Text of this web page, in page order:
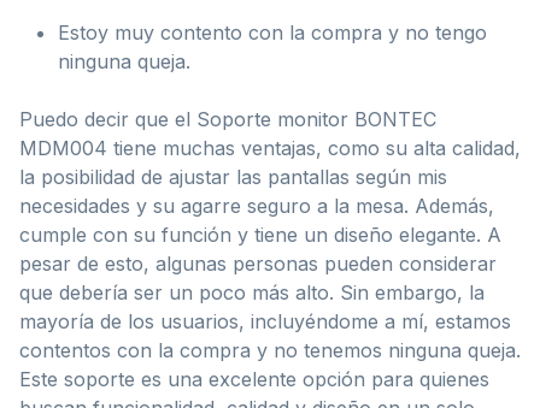
Estoy muy contento con la compra y no tengo
ninguna queja.
Puedo decir que el Soporte monitor BONTEC
MDM004 tiene muchas ventajas, como su alta calidad,
la posibilidad de ajustar las pantallas según mis
necesidades y su agarre seguro a la mesa. Además,
cumple con su función y tiene un diseño elegante. A
pesar de esto, algunas personas pueden considerar
que debería ser un poco más alto. Sin embargo, la
mayoría de los usuarios, incluyéndome a mí, estamos
contentos con la compra y no tenemos ninguna queja.
Este soporte es una excelente opción para quienes